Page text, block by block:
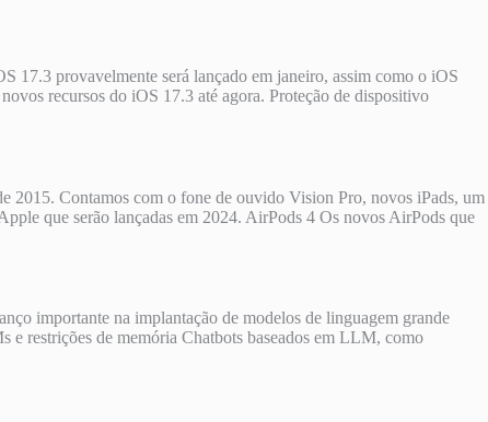
17.3 provavelmente será lançado em janeiro, assim como o iOS
recursos do iOS 17.3 até agora. Proteção de dispositivo
2015. Contamos com o fone de ouvido Vision Pro, novos iPads, um
que serão lançadas em 2024. AirPods 4 Os novos AirPods que
importante na implantação de modelos de linguagem grande
restrições de memória Chatbots baseados em LLM, como